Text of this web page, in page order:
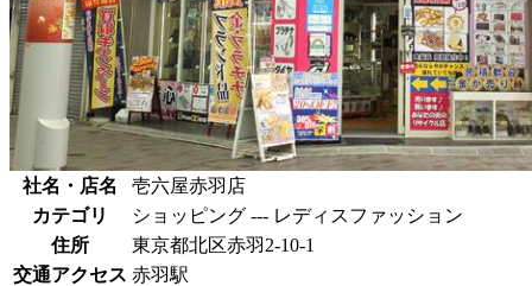
社名・店名
壱六屋赤羽店
カテゴリ
ショッピング --- レディスファッション
住所
東京都北区赤羽2-10-1
交通アクセス 赤羽駅